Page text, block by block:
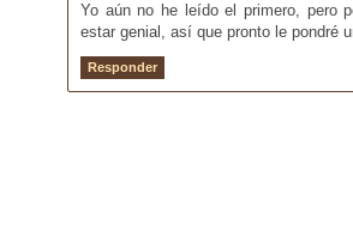
Yo aún no he leído el primero, pero
estar genial, así que pronto le pondré
Responder